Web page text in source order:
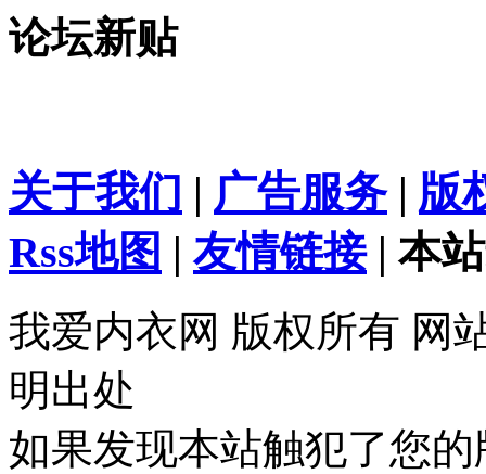
论坛新贴
关于我们 | 广告服务| 版
Rss地图 |友情链接| 本
我爱内衣网 版权所有 网
明出处
如果发现本站触犯了您